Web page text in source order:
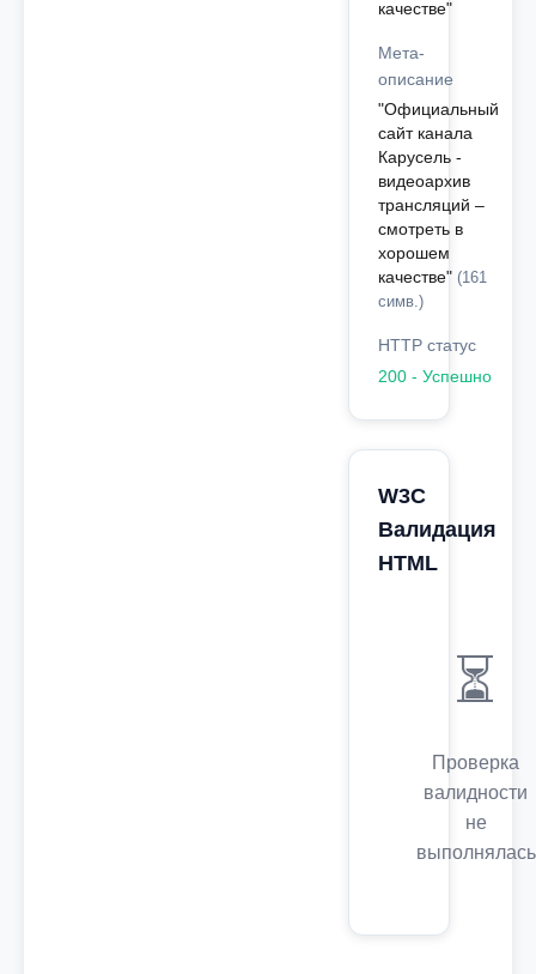
качестве"
Мета-
описание
"Официальный
сайт канала
Карусель -
видеоархив
трансляций –
смотреть в
хорошем
качестве" (161
симв.)
HTTP статус
200 - Успешно
W3C
Валидация
HTML
⏳
Проверка
валидности
не
выполнялась